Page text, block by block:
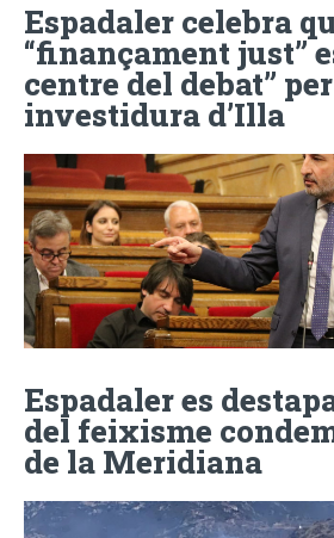
Espadaler celebra
“finançament just”
centre del debat”
investidura d’Illa
Espadaler es
del feixisme
de la Meridiana